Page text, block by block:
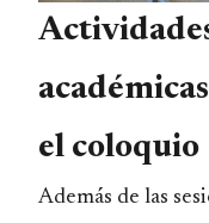
el coloquio
Además de las